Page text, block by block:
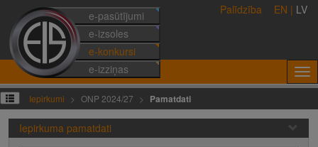
e-pasūtījumi
e-izsoles
e-konkursi
e-izziņas
Palīdzība EN | LV
Iepirkumi ONP 2024/27 Pamatdati
Iepirkuma pamatdati